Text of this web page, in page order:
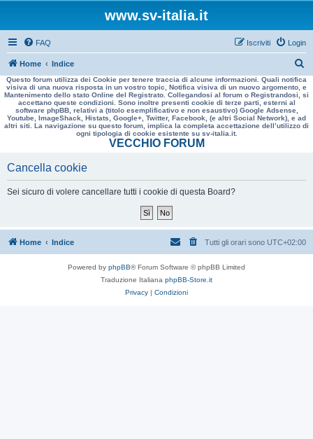
www.sv-italia.it
FAQ Login
Iscriviti
Home Indice
e
r
a
Questo forum utilizza dei Cookie per tenere traccia di alcune informazioni. Quali notifica
visiva di una nuova risposta in un vostro topic, Notifica visiva di un nuovo argomento, e
Mantenimento dello stato Online del Registrato. Collegandosi al forum o Registrandosi, si
accettano queste condizioni. Sono inoltre presenti cookie di terze parti, esterni al
software phpBB, relativi a (titolo esemplificativo e non esaustivo) Google Adsense,
Youtube, ImageShack, Histats, Google+, Twitter, Facebook, (e altri Social Network), e ad
altri siti. La navigazione su questo forum, implica la completa accettazione dell’utilizzo di
ogni tipologia di cookie esistente su sv-italia.it.
VECCHIO FORUM
Cancella cookie
Sei sicuro di volere cancellare tutti i cookie di questa Board?
Home Indice Tutti gli orari sono UTC+02:00
Powered by phpBB® Forum Software © phpBB Limited
Traduzione Italiana phpBB-Store.it
Privacy | Condizioni